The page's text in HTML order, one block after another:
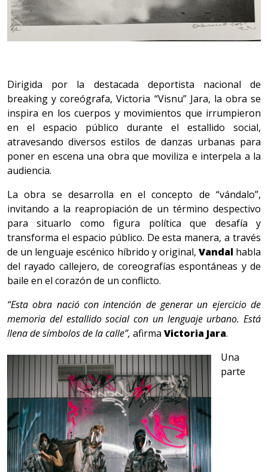
Dirigida por la destacada deportista nacional de
breaking y coreógrafa, Victoria “Visnu” Jara, la obra se
inspira en los cuerpos y movimientos que irrumpieron
en el espacio público durante el estallido social,
atravesando diversos estilos de danzas urbanas para
poner en escena una obra que moviliza e interpela a la
audiencia.
La obra se desarrolla en el concepto de “vándalo”,
invitando a la reapropiación de un término despectivo
para situarlo como figura política que desafía y
transforma el espacio público. De esta manera, a través
de un lenguaje escénico híbrido y original, Vandalhabla
del rayado callejero, de coreografías espontáneas y de
baile en el corazón de un conflicto.
“Esta obra nació con intención de generar un ejercicio de
memoria del estallido social con un lenguaje urbano. Está
llena de símbolos de la calle”, afirma Victoria Jara.
Una
parte